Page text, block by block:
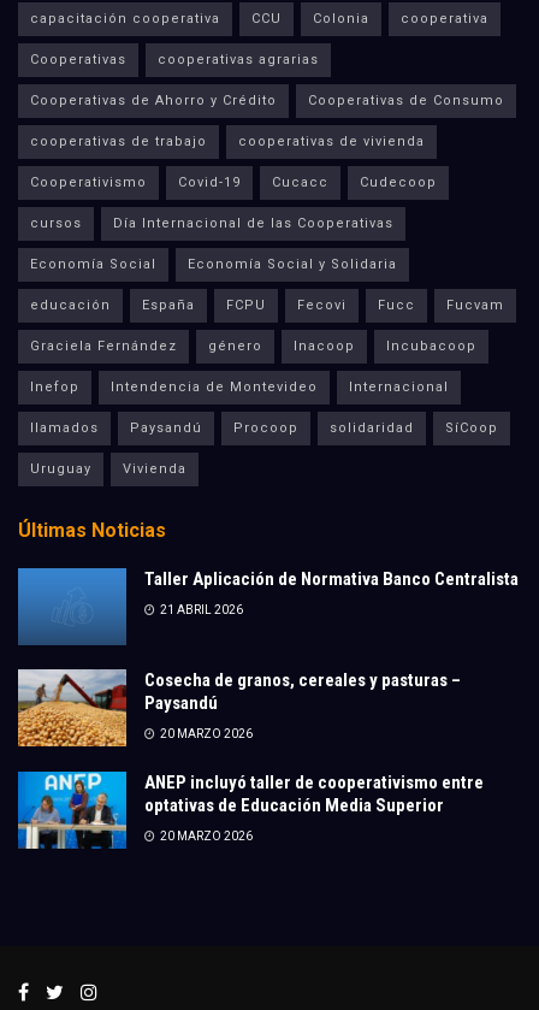
capacitación cooperativa CCU Colonia cooperativa
Cooperativas cooperativas agrarias
Cooperativas de Ahorro y Crédito Cooperativas de Consumo
cooperativas de trabajo cooperativas de vivienda
Cooperativismo Covid-19 Cucacc Cudecoop
cursos Día Internacional de las Cooperativas
Economía Social Economía Social y Solidaria
educación España FCPU Fecovi Fucc Fucvam
Graciela Fernández género Inacoop Incubacoop
Inefop Intendencia de Montevideo Internacional
llamados Paysandú Procoop solidaridad SíCoop
Uruguay Vivienda
Últimas Noticias
Taller Aplicación de Normativa Banco Centralista
21 ABRIL 2026
Cosecha de granos, cereales y pasturas –
Paysandú
20 MARZO 2026
ANEP incluyó taller de cooperativismo entre
optativas de Educación Media Superior
20 MARZO 2026